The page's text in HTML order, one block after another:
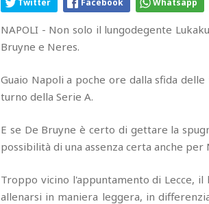
NAPOLI - Non solo il lungodegente
Bruyne e Neres.
Guaio Napoli a poche ore dalla sfida
turno della Serie A.
E se De Bruyne è certo di gettare la
possibilità di una assenza certa anche
Troppo vicino l'appuntamento di Lecce,
allenarsi in maniera leggera, in